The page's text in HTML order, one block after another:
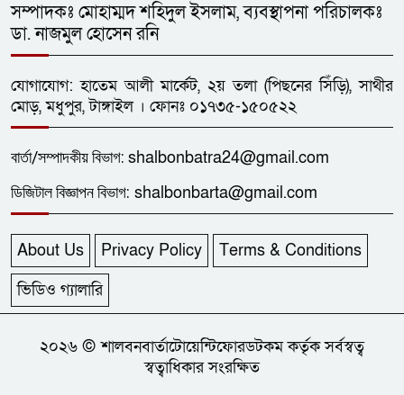
জেলা প্রশাসক গোল্ডকাপ ফুটবল
গোলশূন্য
১২
ধনবাড়ীতে এইচএসসি শিক্ষার্থীর
ফাঁসিতে ঝুলে আত্মহত্যা
১৩
ছাত্রদলের নেতা আল-আমিনের
প্লাটিলেট সহ ৯১তম রক্তদান
১৪
ধনবাড়ীতে কৃষকদের মাঝে বিনামূল্যে
১৫
একাধিক পত্রিকা না পড়লে যাঁর কাছে
দিনটি ছিল অর্থহীন
সম্পাদকঃ মোহাম্মদ শহিদুল ইসলাম, ব্যবস্থাপনা পরিচালকঃ
ডা. নাজমুল হোসেন রনি
যোগাযোগ: হাতেম আলী মার্কেট, ২য় তলা (পিছনের সিঁড়ি), সাথীর
মোড়, মধুপুর, টাঙ্গাইল । ফোনঃ ০১৭৩৫-১৫০৫২২
বার্তা/সম্পাদকীয়বিভাগ: shalbonbatra24@gmail.com
ডিজিটাল বিজ্ঞাপন বিভাগ: shalbonbarta@gmail.com
About Us Privacy Policy
Terms & Conditions
ভিডিও গ্যালারি
২০২৬ © শালবনবার্তাটোয়েন্টিফোরডটকম কর্তৃক সর্বস্বত্ব
স্বত্বাধিকার সংরক্ষিত